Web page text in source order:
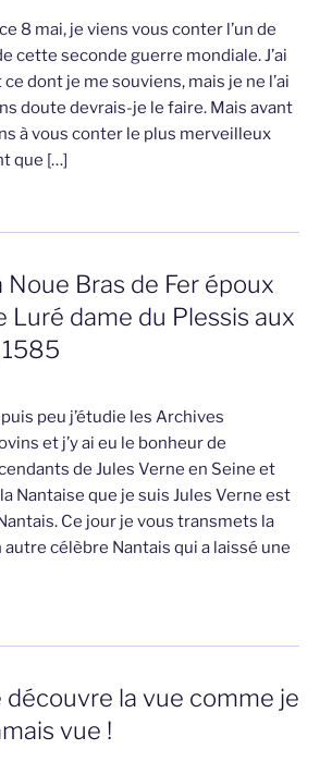
8 mai, je viens vous conter l’un de
cette seconde guerre mondiale. J’ai
dont je me souviens, mais je ne l’ai
doute devrais-je le faire. Mais avant
à vous conter le plus merveilleux
que […]
Noue Bras de Fer époux
Luré dame du Plessis aux
peu j’étudie les Archives
et j’y ai eu le bonheur de
de Jules Verne en Seine et
Nantaise que je suis Jules Verne est
Ce jour je vous transmets la
autre célèbre Nantais qui a laissé une
découvre la vue comme je
vue !